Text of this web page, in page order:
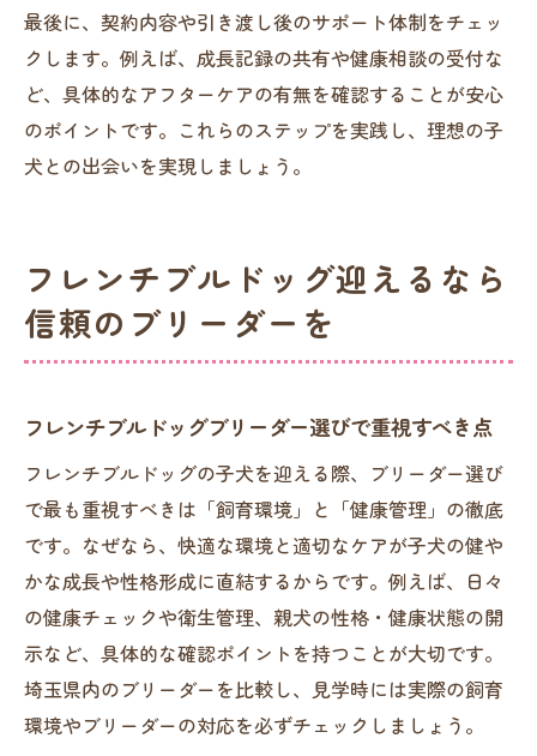
フレンチブルドッグと暮らすための飼育サ
ポート
ブリーダーのアドバイスで安心スタート
お迎え後のトラブル予防と相談方法
ー一覧
有名ブリーダーの特徴と比較ポイント
お問い合わせが多いブリーダーの理由を解
信頼度の高いブリーダーの見分け方
口コミで評価されるブリーダーの共通点
フレンチブルドッグブリーダー選びの総ま
とめ
最後に、契約内容や引き渡し後のサポート体制をチェッ
クします。例えば、成長記録の共有や健康相談の受付な
ど、具体的なアフターケアの有無を確認することが安心
のポイントです。これらのステップを実践し、理想の子
犬との出会いを実現しましょう。
フレンチブルドッグ迎えるなら
信頼のブリーダーを
フレンチブルドッグブリーダー選びで重視すべき点
フレンチブルドッグの子犬を迎える際、ブリーダー選び
で最も重視すべきは「飼育環境」と「健康管理」の徹底
です。なぜなら、快適な環境と適切なケアが子犬の健や
かな成長や性格形成に直結するからです。例えば、日々
の健康チェックや衛生管理、親犬の性格・健康状態の開
示など、具体的な確認ポイントを持つことが大切です。
埼玉県内のブリーダーを比較し、見学時には実際の飼育
環境やブリーダーの対応を必ずチェックしましょう。